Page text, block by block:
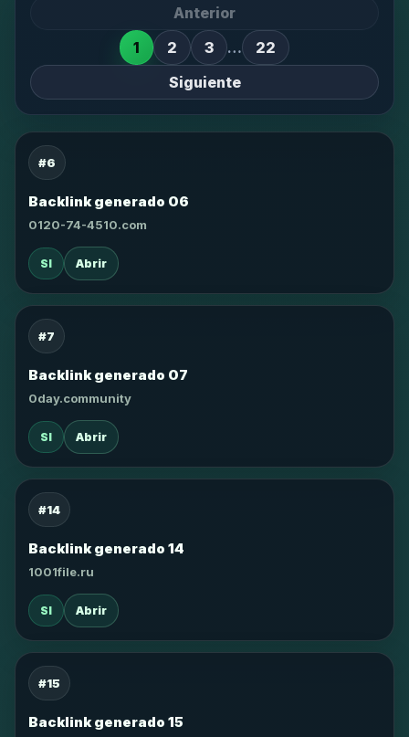
Anterior
1
2 3 …
22
Siguiente
#6
Backlink generado 06
0120-74-4510.com
SI Abrir
#7
Backlink generado 07
0day.community
SI Abrir
#14
Backlink generado 14
1001file.ru
SI Abrir
#15
Backlink generado 15